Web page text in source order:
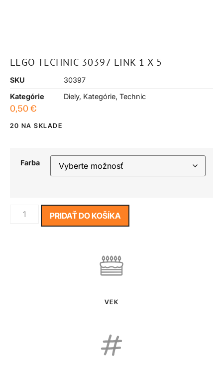
LEGO TECHNIC 30397 LINK 1 X 5
SKU
30397
Kategórie
Diely, Kategórie, Technic
0,50 €
20 NA SKLADE
Farba
PRIDAŤ DO KOŠÍKA
VEK